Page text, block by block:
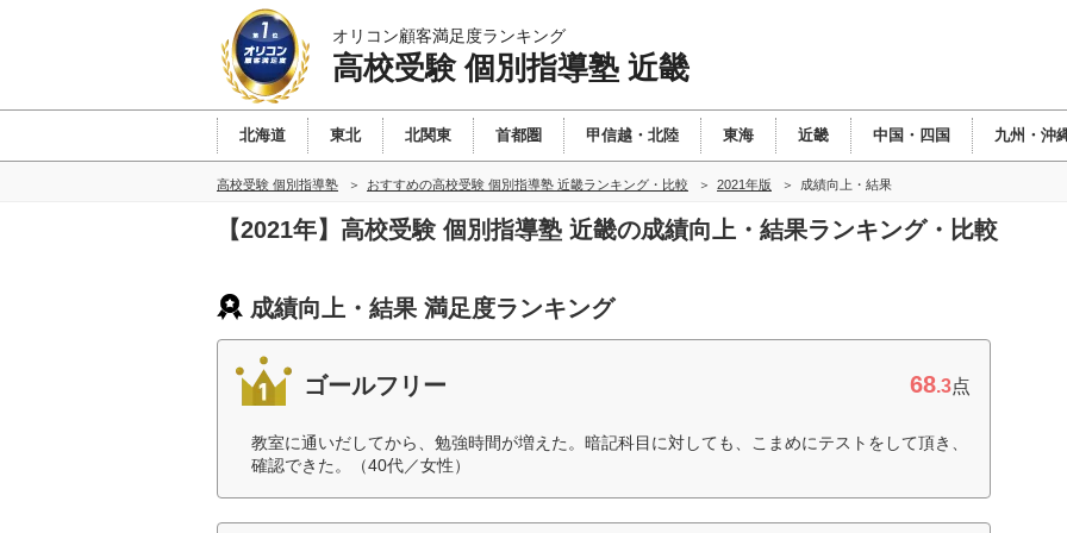
オリコン顧客満足度ランキング
高校受験 個別指導塾 近畿
北海道 東北 北関東 首都圏 甲信越・北陸 東海 近畿 中国・四国 九州・沖
高校受験 個別指導塾 おすすめの高校受験 個別指導塾 近畿ランキング・比較 2021年版 成績向上・結果
【2021年】高校受験 個別指導塾 近畿の成績向上・結果ランキング・比較
成績向上・結果 満足度ランキング
ゴールフリー 68.3点
教室に通いだしてから、勉強時間が増えた。暗記科目に対しても、こまめにテストをして頂き、
確認できた。（40代／女性）